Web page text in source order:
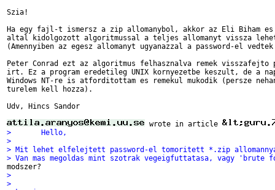
Szia!
Ha egy fajl-t ismersz a zip allomanybol, akkor az Eli Biham es
altal kidolgozott algoritmussal a teljes allomanyt vissza
(Amennyiben az egesz allomanyt ugyanazzal a password-el
Peter Conrad ezt az algoritmus felhasznalva remek visszafejto
irt. Ez a program eredetileg UNIX kornyezetbe keszult, de a
Windows NT-re is atforditottam es remekul mukodik (persze
turelem kell hozza).
Udv, Hincs Sandor
wrote in article
> 	Hello,
>
> Mit lehet elfelejtett password-el tomoritett *.zip
> Van mas megoldas mint szotrak vegeigfuttatasa, vagy 'brute
>
>